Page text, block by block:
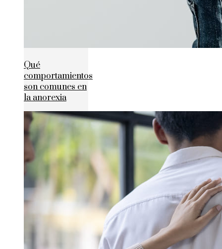
Qué
comportamientos
son comunes en
la anorexia